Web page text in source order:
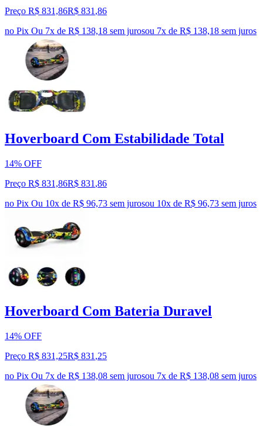
Preço R$ 831,86R$ 831 ,86
no Pix Ou 7x de R$ 138,18 sem jurosou 7x de R$ 138,18 sem juros
Hoverboard Com Estabilidade Total
14% OFF
Preço R$ 831,86R$ 831 ,86
no Pix Ou 10x de R$ 96,73 sem jurosou 10x de R$ 96,73 sem juros
Hoverboard Com Bateria Duravel
14% OFF
Preço R$ 831,25R$ 831 ,25
no Pix Ou 7x de R$ 138,08 sem jurosou 7x de R$ 138,08 sem juros